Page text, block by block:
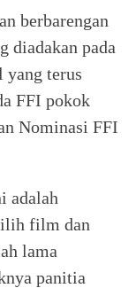
berbarengan
diadakan pada
yang terus
FFI pokok
Nominasi FFI
adalah
film dan
lama
panitia